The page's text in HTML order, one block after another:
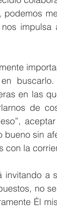
en las
de
sin
con la
a
no
Él